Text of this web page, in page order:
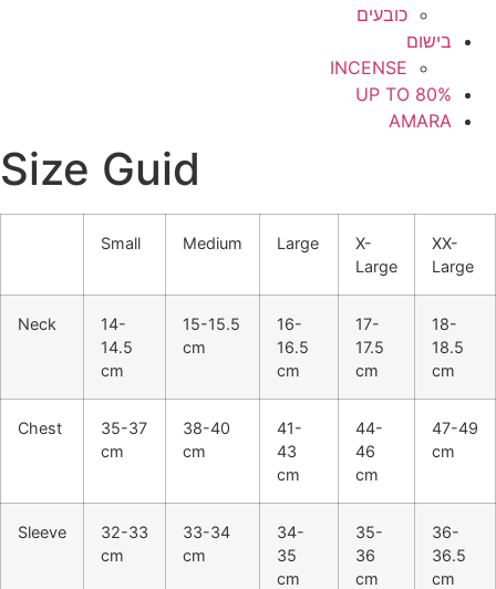
כובעים
בישום
INCENSE
UP TO 80%
AMARA
Size Guid
Small Medium Large
X-
Large
XX-
Large
Neck
14-
14.5
cm
15-15.5
cm
16-
16.5
cm
17-
17.5
cm
18-
18.5
cm
Chest
35-37
cm
38-40
cm
41-
43
cm
44-
46
cm
47-49
cm
Sleeve
32-33
cm
33-34
cm
34-
35
cm
35-
36
cm
36-
36.5
cm